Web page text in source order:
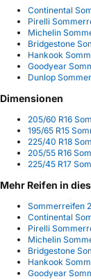
Continental
Pirelli
Michelin
Bridgestone
Hankook
Goodyear
Dunlop
Dimensionen
205/60 R16
195/65 R15
225/40 R18
205/55 R16
225/45 R17
Mehr Reifen in
Sommerreifen
Continental
Pirelli
Michelin
Bridgestone
Hankook
Goodyear